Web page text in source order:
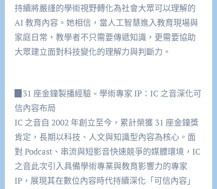
持續將嚴謹的學術視野轉化為社會大眾可以理解的
AI 教育內容。她相信，當人工智慧進入教育現場與
家庭日常，教學者不只需要傳遞知識，更需要協助
大眾建立面對科技變化的理解力與判斷力。
▉31 座金鐘製播經驗 × 學術專家 IP：IC 之音深化可
信內容布局
IC 之音自 2002 年創立至今，累計榮獲 31 座金鐘獎
肯定，長期以科技、人文與知識型內容為核心。面
對 Podcast、串流與短影音快速競爭的媒體環境，IC
之音此次引入具備學術專業與教育影響力的專家
IP，展現其在數位內容時代持續深化「可信內容」